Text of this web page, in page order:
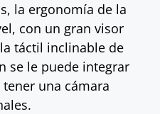
la ergonomía de la
con un gran visor
táctil inclinable de
se le puede integrar
una cámara